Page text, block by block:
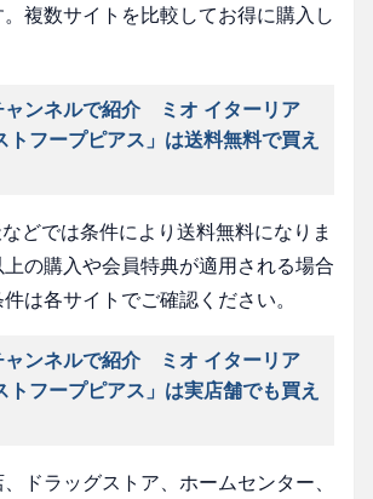
複数サイトを比較してお得に購入し
ャンネルで紹介 ミオ イターリア
トフープピアス」は送料無料で買え
どでは条件により送料無料になりま
の購入や会員特典が適用される場合
は各サイトでご確認ください。
ャンネルで紹介 ミオ イターリア
トフープピアス」は実店舗でも買え
ドラッグストア、ホームセンター、